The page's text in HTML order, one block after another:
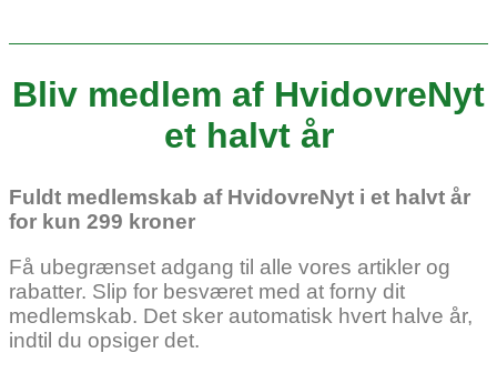
Bliv medlem af HvidovreNyt
et halvt år
Fuldt medlemskab af HvidovreNyt i et halvt år
for kun 299 kroner
Få ubegrænset adgang til alle vores artikler og
rabatter. Slip for besværet med at forny dit
medlemskab. Det sker automatisk hvert halve år,
indtil du opsiger det.